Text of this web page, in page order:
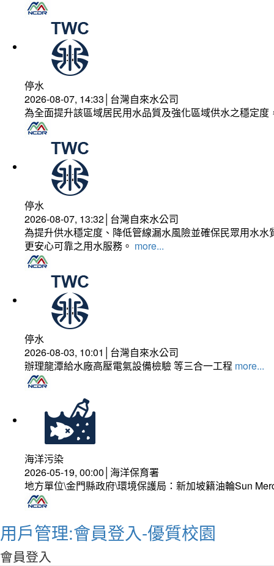
停水
2026-08-07, 14:33│台灣自來水公司
為全面提升該區域居民用水品質及強化區域供水之穩定
停水
2026-08-07, 13:32│台灣自來水公司
為提升供水穩定度、降低管線漏水風險並確保民眾用水
更安心可靠之用水服務。 more...
停水
2026-08-03, 10:01│台灣自來水公司
辦理龍潭給水廠高壓電氣設備檢驗 等三合一工程 more...
海洋污染
2026-05-19, 00:00│海洋保育署
地方單位\金門縣政府\環境保護局：新加坡籍油輪Sun
用戶管理:會員登入-優質校園
會員登入